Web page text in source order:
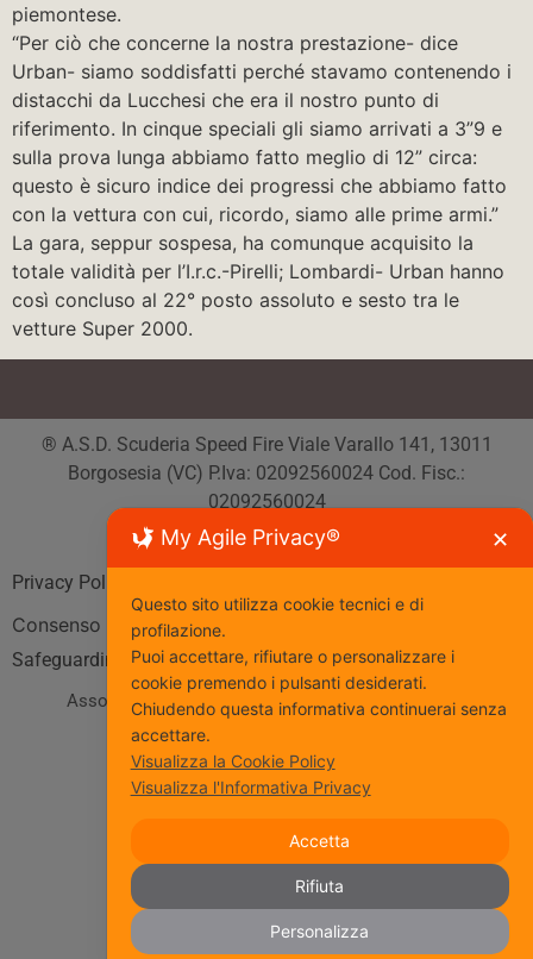
piemontese.
“Per ciò che concerne la nostra prestazione- dice
Urban- siamo soddisfatti perché stavamo contenendo i
distacchi da Lucchesi che era il nostro punto di
riferimento. In cinque speciali gli siamo arrivati a 3”9 e
sulla prova lunga abbiamo fatto meglio di 12” circa:
questo è sicuro indice dei progressi che abbiamo fatto
con la vettura con cui, ricordo, siamo alle prime armi.”
La gara, seppur sospesa, ha comunque acquisito la
totale validità per l’I.r.c.-Pirelli; Lombardi- Urban hanno
così concluso al 22° posto assoluto e sesto tra le
vetture Super 2000.
® A.S.D. Scuderia Speed Fire Viale Varallo 141, 13011
Borgosesia (VC) P.Iva: 02092560024 Cod. Fisc.:
02092560024
Tutti i diritti riservati
Privacy Policy
Consenso
Safeguarding
Associazione Sportiva affiliata al Coniwww.coni.it
Seguici
Iscriviti al nostro gruppo Fb
My Agile Privacy® ✕
Questo sito utilizza cookie tecnici e di
profilazione.
Puoi accettare, rifiutare o personalizzare i
cookie premendo i pulsanti desiderati.
Chiudendo questa informativa continuerai senza
accettare.
Visualizza la Cookie Policy
Visualizza l'Informativa Privacy
Accetta
Rifiuta
Personalizza